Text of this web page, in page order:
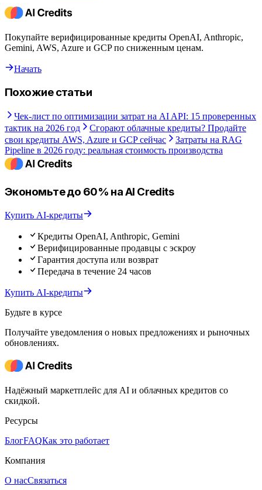
Покупайте верифицированные кредиты OpenAI, Anthropic,
Gemini, AWS, Azure и GCP по сниженным ценам.
Начать
Похожие статьи
Чек-лист по оптимизации затрат на AI API: 15 проверенных
тактик на 2026 год
Сгорают облачные кредиты? Продайте
свои кредиты AWS, Azure и GCP сейчас
Затраты на RAG
Pipeline в 2026 году: реальная стоимость производства
Экономьте до 60% на AI Credits
Купить AI-кредиты
Кредиты OpenAI, Anthropic, Gemini
Верифицированные продавцы с эскроу
Гарантия доступа или возврат
Передача в течение 24 часов
Купить AI-кредиты
Будьте в курсе
Получайте уведомления о новых предложениях и рыночных
обновлениях.
Надёжный маркетплейс для AI и облачных кредитов со
скидкой.
Ресурсы
БлогFAQКак это работает
Компания
О насСвязаться